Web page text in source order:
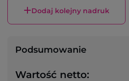
Dodaj kolejny nadruk
Podsumowanie
Wartość netto: